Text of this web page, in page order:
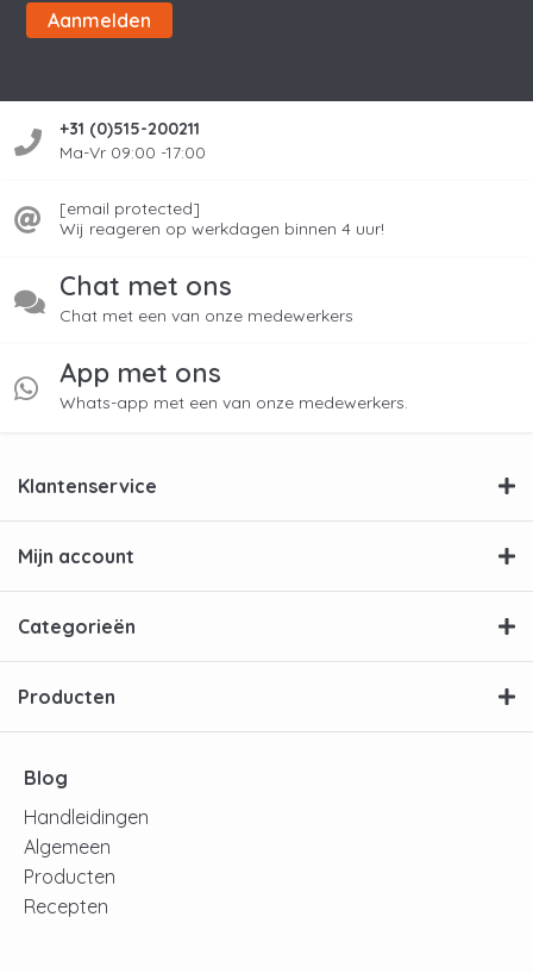
Aanmelden
+31 (0)515-200211
Ma-Vr 09:00 -17:00
[email protected]
Wij reageren op werkdagen binnen 4 uur!
Chat met ons
Chat met een van onze medewerkers
App met ons
Whats-app met een van onze medewerkers.
Klantenservice
Mijn account
Categorieën
Producten
Blog
Handleidingen
Algemeen
Producten
Recepten